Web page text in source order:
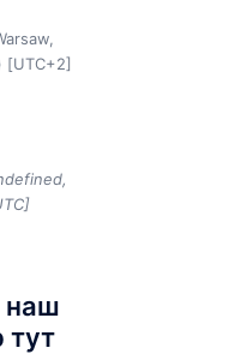
[UTC+2]
наш
тут